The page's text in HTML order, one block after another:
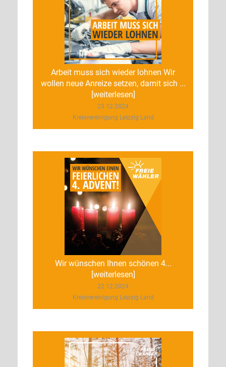
Arbeit muss sich wieder lohnen Wir
wollen neue Anreize setzen, damit sich ...
[weiterlesen]
23.12.2024
Kreisvereinigung Leipzig Land
Wir wünschen Ihnen schönen 4...
[weiterlesen]
22.12.2024
Kreisvereinigung Leipzig Land